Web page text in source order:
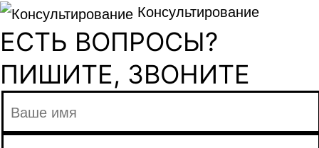
Консультирование
ЕСТЬ ВОПРОСЫ?
ПИШИТЕ, ЗВОНИТЕ